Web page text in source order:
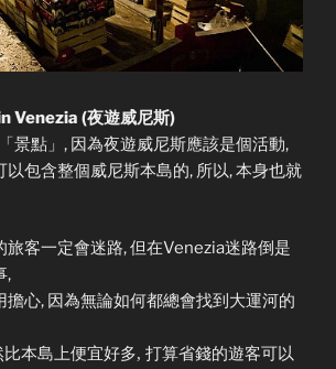
Venezia (夜遊威尼斯)
景點」, 因為夜遊威尼斯應該是個活動,
以包含整個威尼斯本島的, 所以, 本身也就
旅客一定會迷路, 但在Venezia迷路倒是
,
擔心, 因為無論如何都總會找到大運河的
比本島上便宜好多, 打算省錢的遊客可以